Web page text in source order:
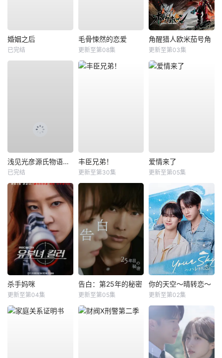
婚姻之后
已完结
毛骨悚然的恋爱
更新至第08集
角醒猎人欧米茄号角
更新至第03集
浅见光彦源氏物语杀人事件
已完结
丰臣兄弟！
更新至第30集
爱情来了
更新至第05集
杀手妈咪
更新至第04集
告白：第25年的秘密
更新至第05集
你的天空～晴转恋～
更新至第02集